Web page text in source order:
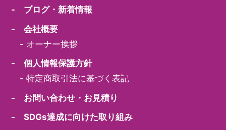
- ブログ・新着情報
- 会社概要
- オーナー挨拶
- 個人情報保護方針
-特定商取引法に基づく表記
- お問い合わせ・お見積り
- SDGs達成に向けた取り組み